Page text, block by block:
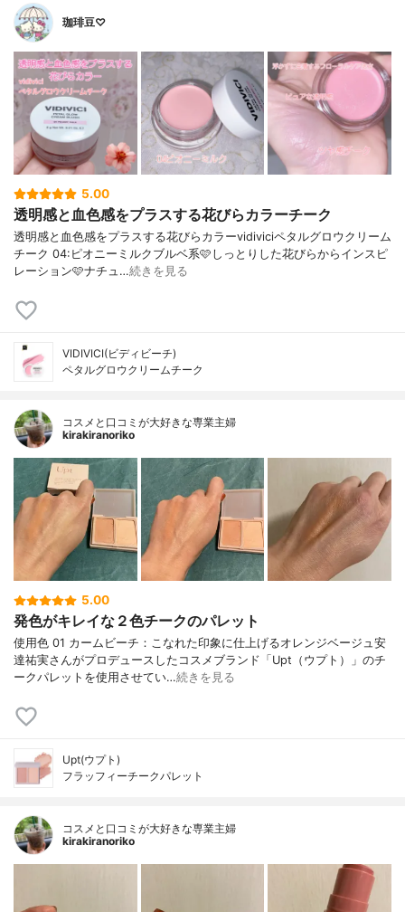
珈琲豆♡
5.00
透明感と血色感をプラスする花びらカラーチーク
透明感と血色感をプラスする花びらカラーvidiviciペタルグロウクリーム
チーク 04:ピオニーミルクブルベ系🩷しっとりした花びらからインスピ
レーション🩷ナチュ…続きを見る
VIDIVICI(ビディビーチ)
ペタルグロウクリームチーク
コスメと口コミが大好きな専業主婦
kirakiranoriko
5.00
発色がキレイな２色チークのパレット
使用色 01 カームビーチ：こなれた印象に仕上げるオレンジベージュ安
達祐実さんがプロデュースしたコスメブランド「Upt（ウプト）」のチ
ークパレットを使用させてい…続きを見る
Upt(ウプト)
フラッフィーチークパレット
コスメと口コミが大好きな専業主婦
kirakiranoriko